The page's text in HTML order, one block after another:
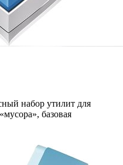
набор утилит для
базовая